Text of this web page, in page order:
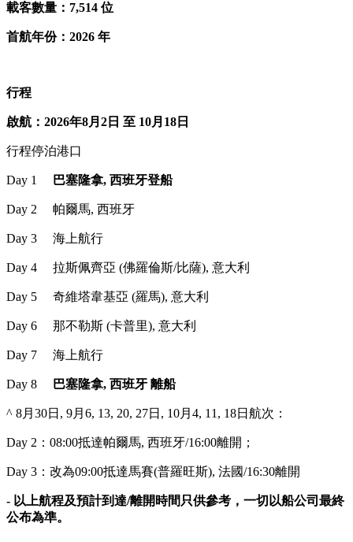
載客數量：7,514 位
首航年份：2026 年
行程
啟航：2026年8月2日 至 10月18日
行程停泊港口
Day 1 巴塞隆拿, 西班牙登船
Day 2 帕爾馬, 西班牙
Day 3 海上航行
Day 4 拉斯佩齊亞 (佛羅倫斯/比薩), 意大利
Day 5 奇維塔韋基亞 (羅馬), 意大利
Day 6 那不勒斯 (卡普里), 意大利
Day 7 海上航行
Day 8 巴塞隆拿, 西班牙 離船
^ 8月30日, 9月6, 13, 20, 27日, 10月4, 11, 18日航次：
Day 2：08:00抵達帕爾馬, 西班牙/16:00離開；
Day 3：改為09:00抵達馬賽(普羅旺斯), 法國/16:30離開
- 以上航程及預計到達/離開時間只供參考，一切以船公司最終
公布為準。